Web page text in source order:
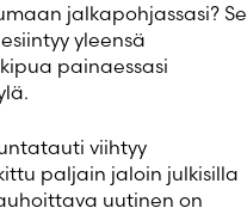
jalkapohjassasi? Se
yleensä
painaessasi
viihtyy
paljain jaloin julkisilla
uutinen on